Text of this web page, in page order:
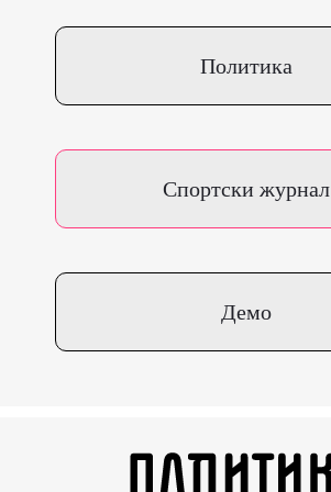
Политика
Спортски журнал
Демо